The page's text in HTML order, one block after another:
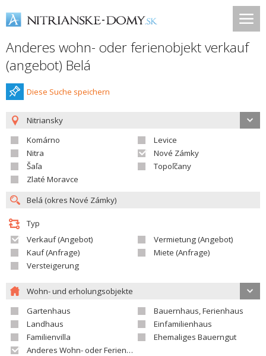
Anderes wohn- oder ferienobjekt verkauf
(angebot) Belá
Diese Suche speichern
Nitriansky
Komárno
Levice
Nitra
Nové Zámky
Šaľa
Topoľčany
Zlaté Moravce
Typ
Verkauf (Angebot)
Vermietung (Angebot)
Kauf (Anfrage)
Miete (Anfrage)
Versteigerung
Wohn- und erholungsobjekte
Gartenhaus
Bauernhaus, Ferienhaus
Landhaus
Einfamilienhaus
Familienvilla
Ehemaliges Bauerngut
Anderes Wohn- oder Ferienobjekt